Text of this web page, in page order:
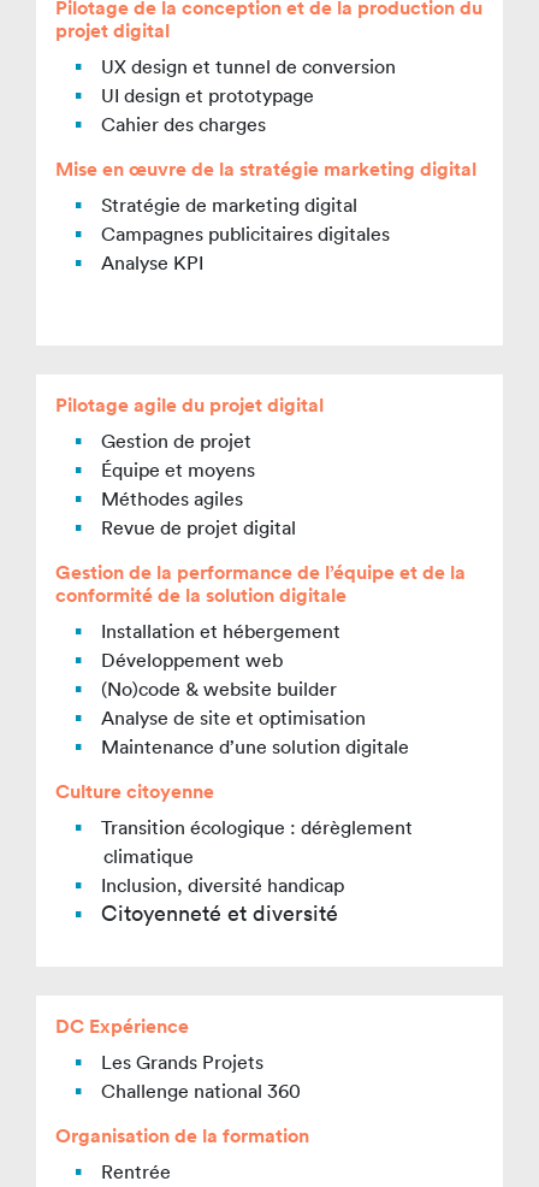
Pilotage de la conception et de la production du
projet digital
UX design et tunnel de conversion
UI design et prototypage
Cahier des charges
Mise en œuvre de la stratégie marketing digital
Stratégie de marketing digital
Campagnes publicitaires digitales
Analyse KPI
Pilotage agile du projet digital
Gestion de projet
Équipe et moyens
Méthodes agiles
Revue de projet digital
Gestion de la performance de l’équipe et de la
conformité de la solution digitale
Installation et hébergement
Développement web
(No)code & website builder
Analyse de site et optimisation
Maintenance d’une solution digitale
Culture citoyenne
Transition écologique : dérèglement
climatique
Inclusion, diversité handicap
Citoyenneté et diversité
DC Expérience
Les Grands Projets
Challenge national 360
Organisation de la formation
Rentrée